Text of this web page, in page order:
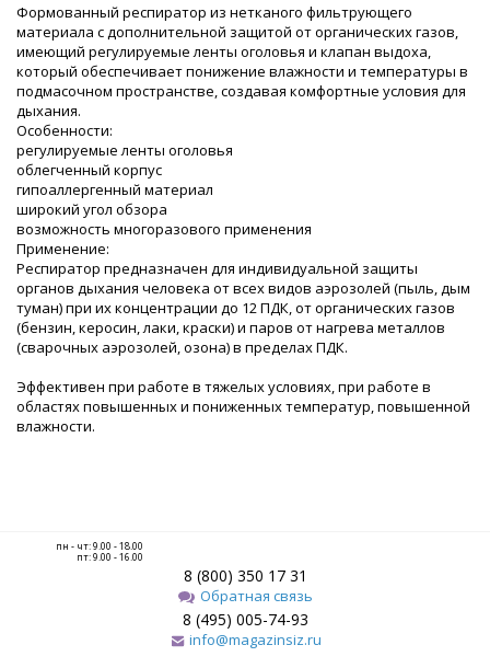
Формованный респиратор из нетканого фильтрующего
материала с дополнительной защитой от органических газов,
имеющий регулируемые ленты оголовья и клапан выдоха,
который обеспечивает понижение влажности и температуры в
подмасочном пространстве, создавая комфортные условия для
дыхания.
Особенности:
регулируемые ленты оголовья
облегченный корпус
гипоаллергенный материал
широкий угол обзора
возможность многоразового применения
Применение:
Респиратор предназначен для индивидуальной защиты
органов дыхания человека от всех видов аэрозолей (пыль, дым
туман) при их концентрации до 12 ПДК, от органических газов
(бензин, керосин, лаки, краски) и паров от нагрева металлов
(сварочных аэрозолей, озона) в пределах ПДК.
Эффективен при работе в тяжелых условиях, при работе в
областях повышенных и пониженных температур, повышенной
влажности.
пн - чт: 9.00 - 18.00
пт: 9.00 - 16.00
8 (800) 350 17 31
Обратная связь
8 (495) 005-74-93
info@magazinsiz.ru